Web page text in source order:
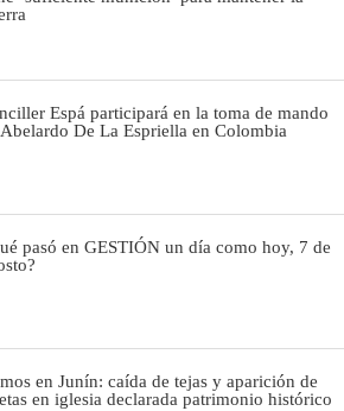
Espá participará en la toma de mando
De La Espriella en Colombia
pasó en GESTIÓN un día como hoy, 7 de
en Junín: caída de tejas y aparición de
en iglesia declarada patrimonio histórico